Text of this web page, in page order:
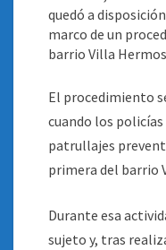
quedó a
marco de un
barrio Villa
El procedimiento
cuando los
patrullajes
primera del barrio
Durante esa
sujeto y, tras